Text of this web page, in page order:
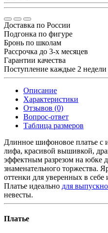
Доставка по России
Подгонка по фигуре
Бронь по школам
Рассрочка до 3-х месяцев
Гарантии качества
Поступление каждые 2 недели
Описание
Характеристики
Отзывов (0)
Вопрос-ответ
Таблица размеров
Длинное шифоновое платье с
лифа, красивой вышивкой,
эффектным разрезом на юбке
знаменательного торжества.
оттенки для уверенных в
Платье идеально для
невесты.
Платье